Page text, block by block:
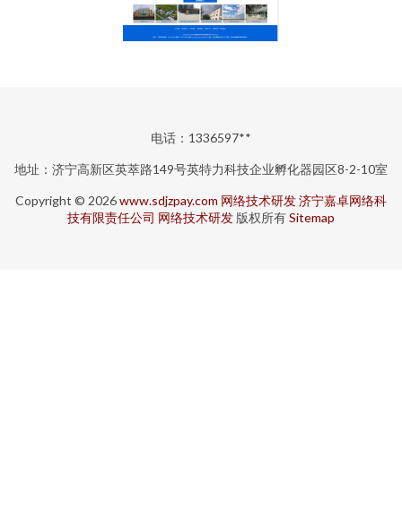
电话：1336597**
地址：济宁高新区英萃路149号英特力科技企业孵化器园区8-2-10室
Copyright © 2026www.sdjzpay.com 网络技术研发济宁嘉卓网络科
技有限责任公司 网络技术研发 版权所有Sitemap